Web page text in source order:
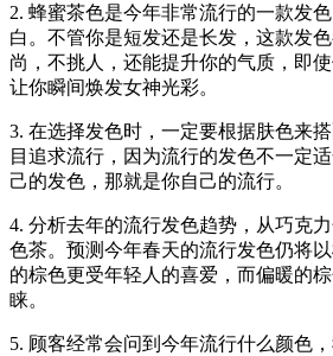
2. 蜂蜜茶色是今年非常流行的一款发
白。不管你是短发还是长发，这款发
尚，不挑人，还能提升你的气质，即
让你瞬间焕发女神光彩。
3. 在选择发色时，一定要根据肤色来
目追求流行，因为流行的发色不一定
己的发色，那就是你自己的流行。
4. 分析去年的流行发色趋势，从巧克
色茶。预测今年春天的流行发色仍将
的棕色更受年轻人的喜爱，而偏暖的
睐。
5. 顾客经常会问到今年流行什么颜色